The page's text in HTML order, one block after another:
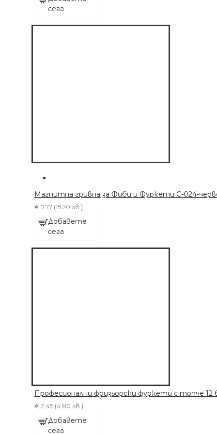
сега
Магнитна гривна за Фиби и Фуркети C-024-
€ 7.77 (15.20 лв.)
Добавете
сега
Професионални фризьорски фуркети с топче 12
€ 2.45 (4.80 лв.)
Добавете
сега